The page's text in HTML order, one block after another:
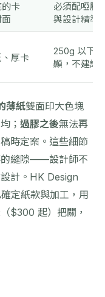
卡
必須配啞膜
與設計精準
厚卡
250g 以下
顯，不建議
薄紙雙面印大色塊
； 過膠之後無法再
時定案。這些細節
的縫隙——設計師不
計。HK Design
定紙款與加工，用
$300 起）把關，